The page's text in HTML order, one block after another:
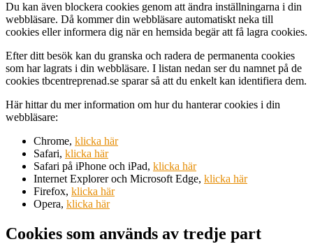
Du kan även blockera cookies genom att ändra inställningarna i din
webbläsare. Då kommer din webbläsare automatiskt neka till
cookies eller informera dig när en hemsida begär att få lagra cookies.
Efter ditt besök kan du granska och radera de permanenta cookies
som har lagrats i din webbläsare. I listan nedan ser du namnet på de
cookies tbcentreprenad.se sparar så att du enkelt kan identifiera dem.
Här hittar du mer information om hur du hanterar cookies i din
webbläsare:
Chrome, klicka här
Safari, klicka här
Safari på iPhone och iPad, klicka här
Internet Explorer och Microsoft Edge, klicka här
Firefox, klicka här
Opera, klicka här
Cookies som används av tredje part